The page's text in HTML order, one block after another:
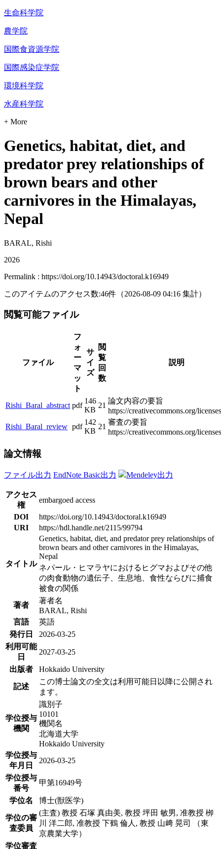
生命科学院
農学院
国際食資源学院
国際感染症学院
環境科学院
水産科学院
+ More
Genetics, habitat, diet, and
predator prey relationships of
brown bears and other
carnivores in the Himalayas,
Nepal
BARAL, Rishi
2026
Permalink : https://doi.org/10.14943/doctoral.k16949
このアイテムのアクセス数:46件 （2026-08-09 04:16 集計）
閲覧可能ファイル
ファイル
フ
ォ
ー
マ
ッ
ト
サ
イ
ズ
閲
覧
回
数
説明
Rishi_Baral_abstract pdf
146
KB
21
論文内容の要旨
https://creativecommons.org/
Rishi_Baral_review pdf
142
KB
21
審査の要旨
https://creativecommons.org/
論文情報
ファイル出力 EndNote Basic出力 Mendeley出力
アクセス
権
embargoed access
DOI
https://doi.org/10.14943/doctoral.k16949
URI
https://hdl.handle.net/2115/99794
タイトル
Genetics, habitat, diet, and predator prey relationships of
brown bears and other carnivores in the Himalayas,
Nepal
ネパール・ヒマラヤにおけるヒグマおよびその他
の肉食動物の遺伝子、生息地、食性ならびに捕食
被食の関係
著者
著者名
BARAL, Rishi
言語
英語
発行日
2026-03-25
利用可能
日
2027-03-25
出版者 Hokkaido University
記述
この博士論文の全文は利用可能日以降に公開され
ます。
学位授与
機関
識別子
10101
機関名
北海道大学
Hokkaido University
学位授与
年月日
2026-03-25
学位授与
番号
甲第16949号
学位名 博士(獣医学)
学位の審
査委員
(主査) 教授 石塚 真由美, 教授 坪田 敏男, 准教授 栁
川 洋二郎, 准教授 下鶴 倫人, 教授 山﨑 晃司 （東
京農業大学）
学位審査